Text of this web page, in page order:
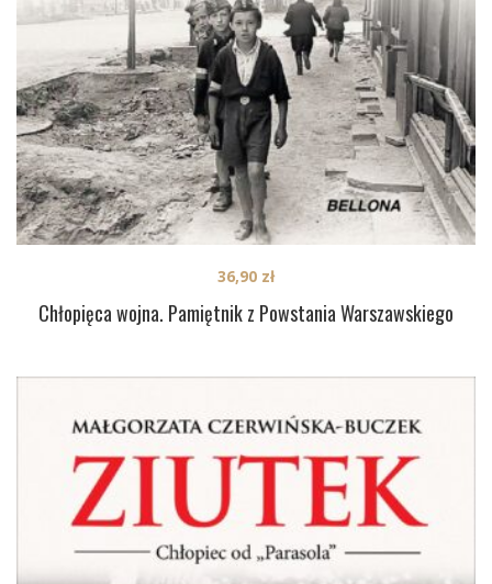
Chłopięca wojna. Pamiętnik z Powstania Warszawskiego
36,90 zł